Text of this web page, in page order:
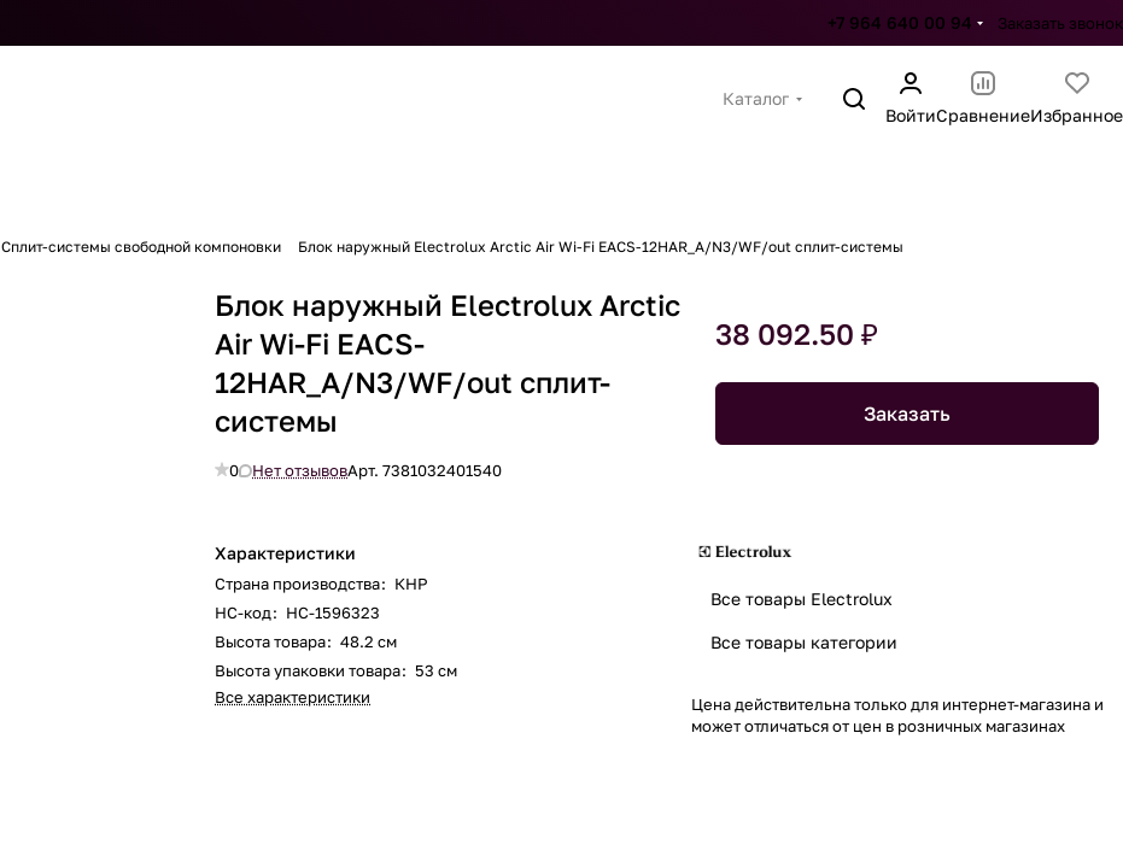
+7 964 640 00 94 Заказать звонок
Каталог
ВойтиСравнениеИзбранное
Сплит-системы свободной компоновки Блок наружный Electrolux Arctic Air Wi-Fi EACS-12HAR_A/N3/WF/out сплит-системы
Блок наружный Electrolux Arctic
Air Wi-Fi EACS-
12HAR_A/N3/WF/out сплит-
системы
0 Нет отзывовАрт.7381032401540
Характеристики
Страна производства: КНР
НС-код: НС-1596323
Высота товара: 48.2 см
Высота упаковки товара: 53 см
Все характеристики
38 092.50 ₽
Заказать
Все товары Electrolux
Все товары категории
Цена действительна только для интернет-магазина и
может отличаться от цен в розничных магазинах